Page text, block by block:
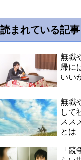
読まれている記事
無職
帰に
いい
無職
して
スス
とは
「